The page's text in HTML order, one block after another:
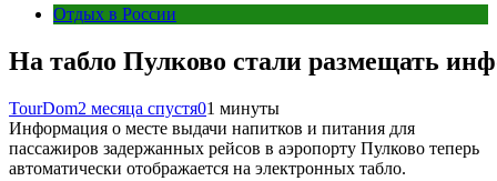
Отдых в России
На табло Пулково стали размещать
TourDom2 месяца спустя01 минуты
Информация о месте выдачи напитков и питания для
пассажиров задержанных рейсов в аэропорту Пулково теперь
автоматически отображается на электронных табло.